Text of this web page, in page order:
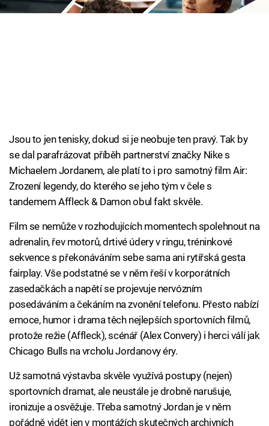
TV Program
Jsou to jen tenisky, dokud si je neobuje ten pravý. Tak by
se dal parafrázovat příběh partnerství značky Nike s
Michaelem Jordanem, ale platí to i pro samotný film Air:
Zrození legendy, do kterého se jeho tým v čele s
tandemem Affleck & Damon obul fakt skvěle.
Film se nemůže v rozhodujících momentech spolehnout na
adrenalin, řev motorů, drtivé údery v ringu, tréninkové
sekvence s překonáváním sebe sama ani rytířská gesta
fairplay. Vše podstatné se v něm řeší v korporátních
zasedačkách a napětí se projevuje nervózním
posedáváním a čekáním na zvonění telefonu. Přesto nabízí
emoce, humor i drama těch nejlepších sportovních filmů,
protože režie (Affleck), scénář (Alex Convery) i herci válí jak
Chicago Bulls na vrcholu Jordanovy éry.
Už samotná výstavba skvěle využívá postupy (nejen)
sportovních dramat, ale neustále je drobně narušuje,
ironizuje a osvěžuje. Třeba samotný Jordan je v něm
pořádně vidět jen v montážích skutečných archivních